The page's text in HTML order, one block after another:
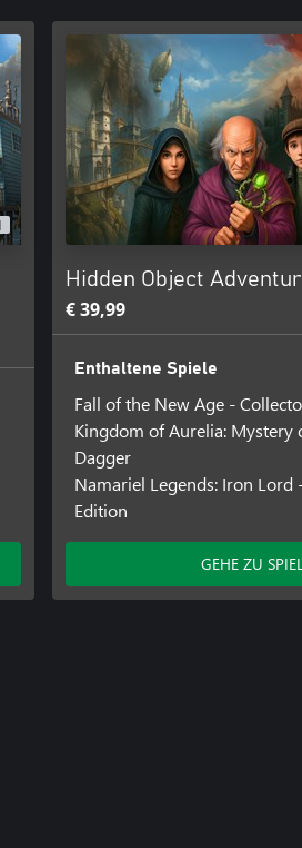
Hidden Object
€ 39,99
Enthaltene Spiele
Fall of the New Age -
Kingdom of Aurelia: Mystery
Dagger
Namariel Legends: Iron Lord
Edition
GEHE ZU